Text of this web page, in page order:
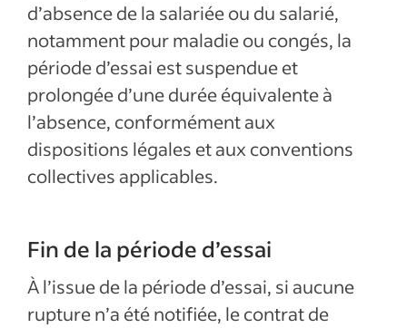
d’absence de la salariée ou du salarié,
notamment pour maladie ou congés, la
période d’essai est suspendue et
prolongée d’une durée équivalente à
l’absence, conformément aux
dispositions légales et aux conventions
collectives applicables.
Fin de la période d’essai
À l’issue de la période d’essai, si aucune
rupture n’a été notifiée, le contrat de